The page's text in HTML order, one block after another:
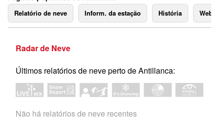
Relatório de neve Inform. da estação História
Radar de Neve
Últimos relatórios de neve perto de Antillanca:
Não há relatórios de neve recentes